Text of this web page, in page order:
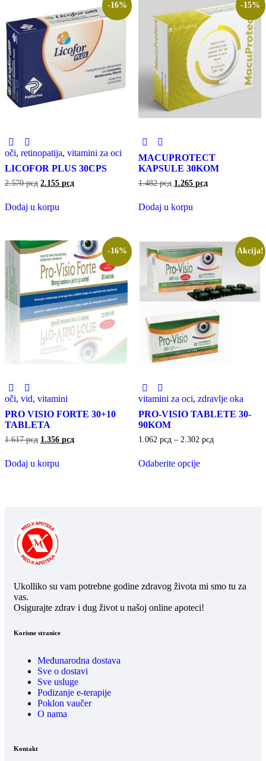
-16%
oči, retinopatija, vitamini za oci
LICOFOR PLUS 30CPS
2.570рсд 2.155 рсд
Dodaj u korpu
-15%
MACUPROTECT
KAPSULE 30KOM
1.482рсд 1.265 рсд
Dodaj u korpu
-16%
oči, vid, vitamini
PRO VISIO FORTE 30+10
TABLETA
1.617рсд 1.356 рсд
Dodaj u korpu
Akcija!
vitamini za oci, zdravlje oka
PRO-VISIO TABLETE 30-
90KOM
1.062 рсд – 2.302 рсд
Odaberite opcije
Ukolliko su vam potrebne godine zdravog života mi smo tu za
vas.
Osigurajte zdrav i dug život u našoj online apoteci!
Korisne stranice
Međunarodna dostava
Sve o dostavi
Sve usluge
Podizanje e-terapije
Poklon vaučer
O nama
Kontakt